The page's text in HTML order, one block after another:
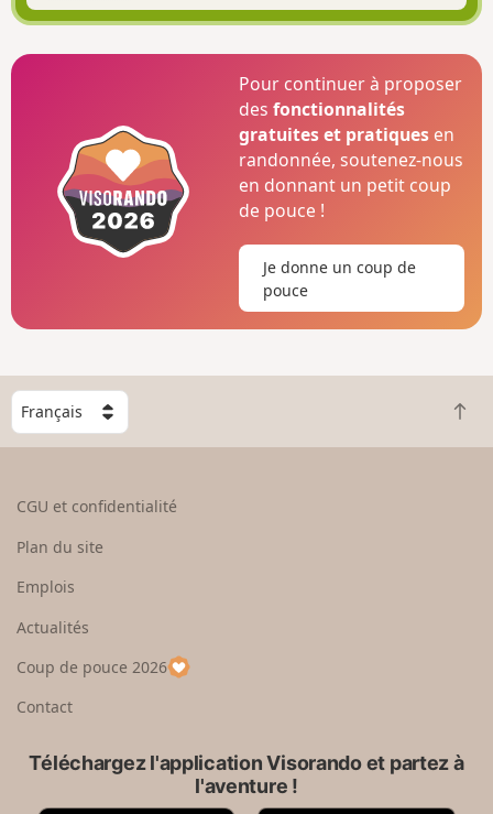
Pour continuer à proposer
desfonctionnalités
gratuites et pratiques en
randonnée, soutenez-nous
en donnant un petit coup
de pouce !
Je donne un coup de
pouce
C
h
o
e
u
p
a
R
e
CGU et confidentialité
Plan du site
Emplois
Actualités
Coup de pouce 2026
Contact
Téléchargez l'application Visorando et partez à
l'aventure !